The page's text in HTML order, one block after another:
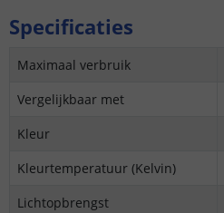
Specificaties
Maximaal verbruik
Vergelijkbaar met
Kleur
Kleurtemperatuur (Kelvin)
Lichtopbrengst